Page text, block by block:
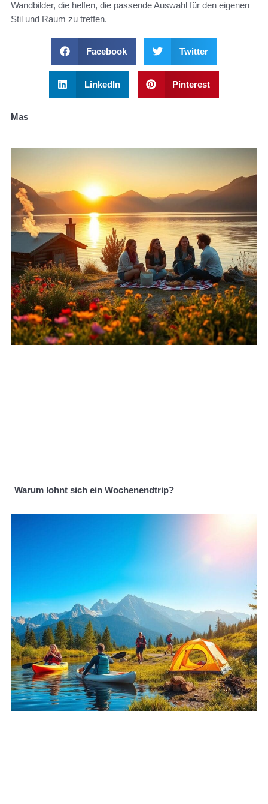
Wandbilder, die helfen, die passende Auswahl für den eigenen
Stil und Raum zu treffen.
Facebook Twitter
LinkedIn Pinterest
Mas
Warum lohnt sich ein Wochenendtrip?